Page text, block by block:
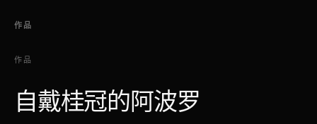
作品
作品
自戴桂冠的阿波罗